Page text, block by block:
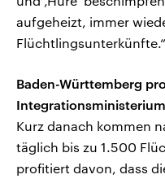
aufgeheizt, immer
Flüchtlingsunterkünfte.“
Baden-Württemberg
Integrationsministerium
Kurz danach kommen
täglich bis zu 1.500
profitiert davon, dass